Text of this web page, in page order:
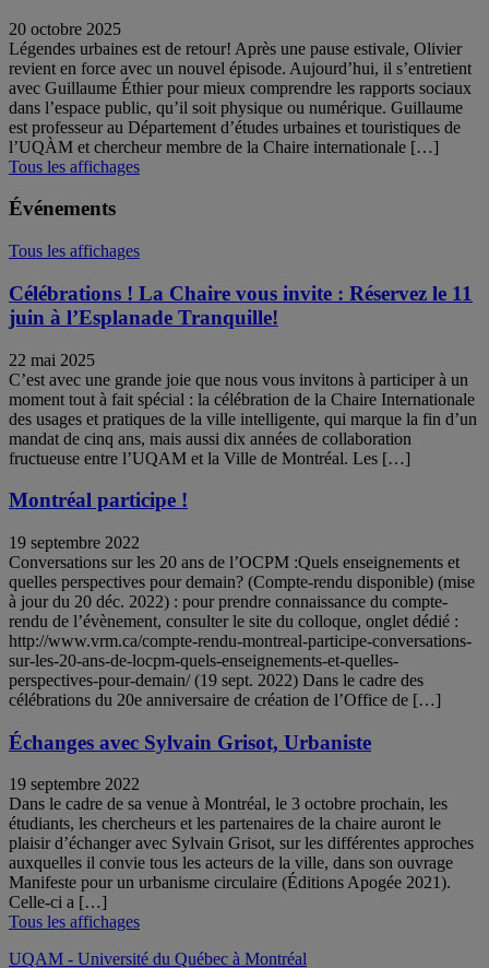
20 octobre 2025
Légendes urbaines est de retour! Après une pause estivale, Olivier
revient en force avec un nouvel épisode. Aujourd’hui, il s’entretient
avec Guillaume Éthier pour mieux comprendre les rapports sociaux
dans l’espace public, qu’il soit physique ou numérique. Guillaume
est professeur au Département d’études urbaines et touristiques de
l’UQÀM et chercheur membre de la Chaire internationale […]
Tous les affichages
Événements
Tous les affichages
Célébrations ! La Chaire vous invite : Réservez le 11
juin à l’Esplanade Tranquille!
22 mai 2025
C’est avec une grande joie que nous vous invitons à participer à un
moment tout à fait spécial : la célébration de la Chaire Internationale
des usages et pratiques de la ville intelligente, qui marque la fin d’un
mandat de cinq ans, mais aussi dix années de collaboration
fructueuse entre l’UQAM et la Ville de Montréal. Les […]
Montréal participe !
19 septembre 2022
Conversations sur les 20 ans de l’OCPM :Quels enseignements et
quelles perspectives pour demain? (Compte-rendu disponible) (mise
à jour du 20 déc. 2022) : pour prendre connaissance du compte-
rendu de l’évènement, consulter le site du colloque, onglet dédié :
http://www.vrm.ca/compte-rendu-montreal-participe-conversations-
sur-les-20-ans-de-locpm-quels-enseignements-et-quelles-
perspectives-pour-demain/ (19 sept. 2022) Dans le cadre des
célébrations du 20e anniversaire de création de l’Office de […]
Échanges avec Sylvain Grisot, Urbaniste
19 septembre 2022
Dans le cadre de sa venue à Montréal, le 3 octobre prochain, les
étudiants, les chercheurs et les partenaires de la chaire auront le
plaisir d’échanger avec Sylvain Grisot, sur les différentes approches
auxquelles il convie tous les acteurs de la ville, dans son ouvrage
Manifeste pour un urbanisme circulaire (Éditions Apogée 2021).
Celle-ci a […]
Tous les affichages
UQAM - Université du Québec à Montréal